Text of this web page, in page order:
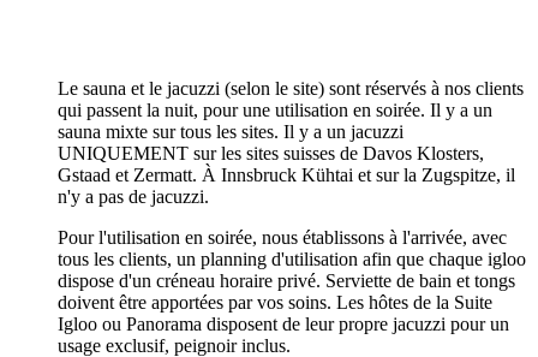
Le sauna et le jacuzzi (selon le site) sont réservés à nos clients
qui passent la nuit, pour une utilisation en soirée. Il y a un
sauna mixte sur tous les sites. Il y a un jacuzzi
UNIQUEMENT sur les sites suisses de Davos Klosters,
Gstaad et Zermatt. À Innsbruck Kühtai et sur la Zugspitze, il
n'y a pas de jacuzzi.
Pour l'utilisation en soirée, nous établissons à l'arrivée, avec
tous les clients, un planning d'utilisation afin que chaque igloo
dispose d'un créneau horaire privé. Serviette de bain et tongs
doivent être apportées par vos soins. Les hôtes de la Suite
Igloo ou Panorama disposent de leur propre jacuzzi pour un
usage exclusif, peignoir inclus.